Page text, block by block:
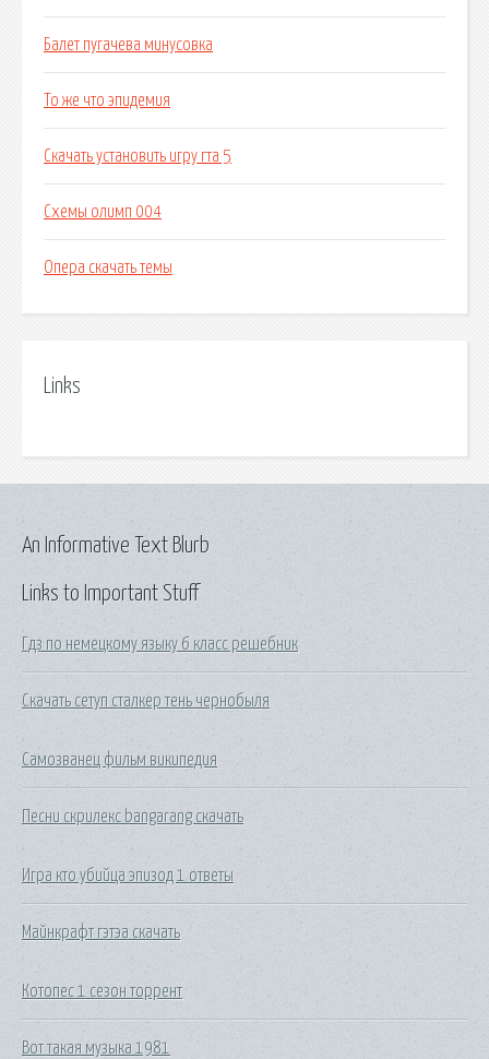
Балет пугачева минусовка
То же что эпидемия
Скачать установить игру гта 5
Схемы олимп 004
Опера скачать темы
Links
Links to Important Stuff
Гдз по немецкому языку 6 класс решебник
Скачать сетуп сталкер тень чернобыля
Самозванец фильм википедия
Песни скрилекс bangarang скачать
Игра кто убийца эпизод 1 ответы
Майнкрафт гэтэа скачать
Котопес 1 сезон торрент
Вот такая музыка 1981
An Informative Text Blurb